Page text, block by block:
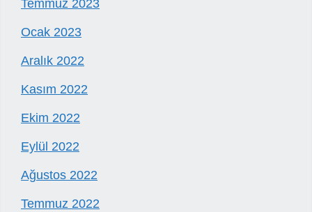
Temmuz 2023
Ocak 2023
Aralık 2022
Kasım 2022
Ekim 2022
Eylül 2022
Ağustos 2022
Temmuz 2022